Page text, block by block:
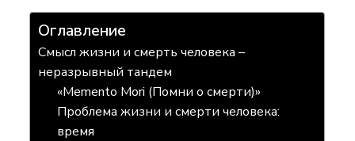
жизни
смысл
смерти
Оглавление
Смысл жизни и смерть человека –
неразрывный тандем
«Memento Mori (Помни о смерти)»
Проблема жизни и смерти человека:
время